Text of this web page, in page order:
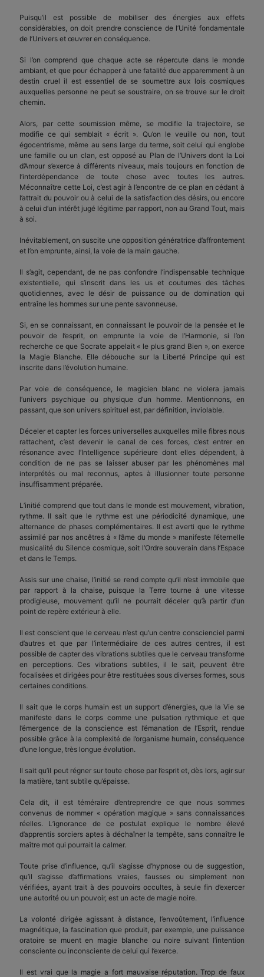
Puisqu’il est possible de mobiliser des énergies aux effets
considérables, on doit prendre conscience de l’Unité fondamentale
de l’Univers et œuvrer en conséquence.
Si l’on comprend que chaque acte se répercute dans le monde
ambiant, et que pour échapper à une fatalité due apparemment à un
destin cruel il est essentiel de se soumettre aux lois cosmiques
auxquelles personne ne peut se soustraire, on se trouve sur le droit
chemin.
Alors, par cette soumission même, se modifie la trajectoire, se
modifie ce qui semblait « écrit ». Qu’on le veuille ou non, tout
égocentrisme, même au sens large du terme, soit celui qui englobe
une famille ou un clan, est opposé au Plan de l’Univers dont la Loi
d’Amour s’exerce à différents niveaux, mais toujours en fonction de
l’interdépendance de toute chose avec toutes les autres.
Méconnaître cette Loi, c’est agir à l’encontre de ce plan en cédant à
l’attrait du pouvoir ou à celui de la satisfaction des désirs, ou encore
à celui d’un intérêt jugé légitime par rapport, non au Grand Tout, mais
à soi.
Inévitablement, on suscite une opposition génératrice d’affrontement
et l’on emprunte, ainsi, la voie de la main gauche.
Il s’agit, cependant, de ne pas confondre l’indispensable technique
existentielle, qui s’inscrit dans les us et coutumes des tâches
quotidiennes, avec le désir de puissance ou de domination qui
entraîne les hommes sur une pente savonneuse.
Si, en se connaissant, en connaissant le pouvoir de la pensée et le
pouvoir de l’esprit, on emprunte la voie de l’Harmonie, si l’on
recherche ce que Socrate appelait « le plus grand Bien », on exerce
la Magie Blanche. Elle débouche sur la Liberté Principe qui est
inscrite dans l’évolution humaine.
Par voie de conséquence, le magicien blanc ne violera jamais
l’univers psychique ou physique d’un homme. Mentionnons, en
passant, que son univers spirituel est, par définition, inviolable.
Déceler et capter les forces universelles auxquelles mille fibres nous
rattachent, c’est devenir le canal de ces forces, c’est entrer en
résonance avec l’Intelligence supérieure dont elles dépendent, à
condition de ne pas se laisser abuser par les phénomènes mal
interprétés ou mal reconnus, aptes à illusionner toute personne
insuffisamment préparée.
L’initié comprend que tout dans le monde est mouvement, vibration,
rythme. Il sait que le rythme est une périodicité dynamique, une
alternance de phases complémentaires. Il est averti que le rythme
assimilé par nos ancêtres à « l’âme du monde » manifeste l’éternelle
musicalité du Silence cosmique, soit l’Ordre souverain dans l’Espace
et dans le Temps.
Assis sur une chaise, l’initié se rend compte qu’il n’est immobile que
par rapport à la chaise, puisque la Terre tourne à une vitesse
prodigieuse, mouvement qu’il ne pourrait déceler qu’à partir d’un
point de repère extérieur à elle.
Il est conscient que le cerveau n’est qu’un centre conscienciel parmi
d’autres et que par l’intermédiaire de ces autres centres, il est
possible de capter des vibrations subtiles que le cerveau transforme
en perceptions. Ces vibrations subtiles, il le sait, peuvent être
focalisées et dirigées pour être restituées sous diverses formes, sous
certaines conditions.
Il sait que le corps humain est un support d’énergies, que la Vie se
manifeste dans le corps comme une pulsation rythmique et que
l’émergence de la conscience est l’émanation de l’Esprit, rendue
possible grâce à la complexité de l’organisme humain, conséquence
d’une longue, très longue évolution.
Il sait qu’il peut régner sur toute chose par l’esprit et, dès lors, agir sur
la matière, tant subtile qu’épaisse.
Cela dit, il est téméraire d’entreprendre ce que nous sommes
convenus de nommer « opération magique » sans connaissances
réelles. L’ignorance de ce postulat explique le nombre élevé
d’apprentis sorciers aptes à déchaîner la tempête, sans connaître le
maître mot qui pourrait la calmer.
Toute prise d’influence, qu’il s’agisse d’hypnose ou de suggestion,
qu’il s’agisse d’affirmations vraies, fausses ou simplement non
vérifiées, ayant trait à des pouvoirs occultes, à seule fin d’exercer
une autorité ou un pouvoir, est un acte de magie noire.
La volonté dirigée agissant à distance, l’envoûtement, l’influence
magnétique, la fascination que produit, par exemple, une puissance
oratoire se muent en magie blanche ou noire suivant l’intention
consciente ou inconsciente de celui qui l’exerce.
Il est vrai que la magie a fort mauvaise réputation. Trop de faux